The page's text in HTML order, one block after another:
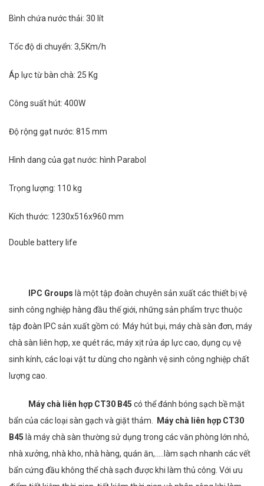
Bình chứa nước thải: 30 lít
Tốc độ di chuyển: 3,5Km/h
Áp lực từ bàn chà: 25 Kg
Công suất hút: 400W
Độ rộng gạt nước: 815 mm
Hình dang của gạt nước: hình Parabol
Trọng lượng: 110 kg
Kích thước: 1230x516x960 mm
Double battery life
IPC Groups là một tập đoàn chuyên sản xuất các thiết bị vệ
sinh công nghiệp hàng đầu thế giới, những sản phẩm trực thuộc
tập đoàn IPC sản xuất gồm có: Máy hút bụi, máy chà sàn đơn, máy
chà sàn liên hợp, xe quét rác, máy xịt rửa áp lực cao, dụng cụ vệ
sinh kính, các loại vật tư dùng cho ngành vệ sinh công nghiệp chất
lượng cao.
Máy chà liên hợp CT30 B45 có thể đánh bóng sạch bề mặt
bẩn của các loại sàn gạch và giặt thảm.
Máy chà liên hợp CT30
B45 là máy chà sàn thường sử dụng trong các văn phòng lớn nhỏ,
nhà xưởng, nhà kho, nhà hàng, quán ăn,.....làm sạch nhanh các vết
bẩn cứng đầu không thể chà sạch được khi làm thủ công. Với ưu